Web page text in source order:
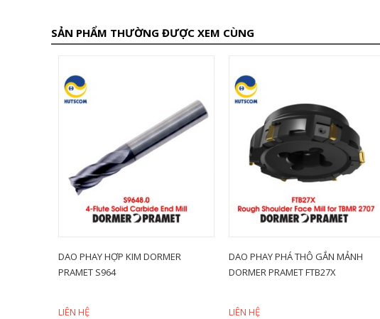
SẢN PHẨM THƯỜNG ĐƯỢC XEM CÙNG
DAO PHAY HỢP KIM DORMER
PRAMET S964
LIÊN HỆ
DAO PHAY PHÁ THÔ GẮN MẢNH
DORMER PRAMET FTB27X
LIÊN HỆ